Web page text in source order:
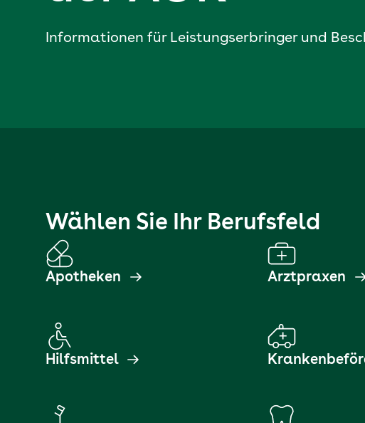
Informationen für Leistungs­erbringer und
Wählen Sie Ihr Berufsfeld
Apotheken Arztpraxen
Hilfsmittel